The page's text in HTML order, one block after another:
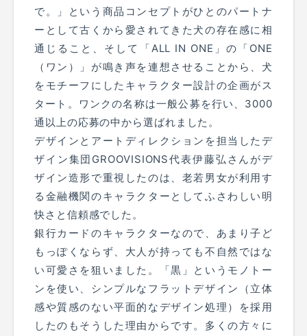
で。」という商品コンセプトがひとのパートナ
ーとして古くから愛されてきた犬の存在感に相
通じること、そして「ALL IN ONE」の「ONE
（ワン）」が鳴き声を連想させることから、犬
をモチーフにしたキャラクター設計の企画がス
タート。ワンクの名称は一般公募を行い、3000
通以上の応募の中から選ばれました。
デザインとアートディレクションを担当したデ
ザイン集団GROOVISIONS代表伊藤弘さんがデ
ザイン造形で重視したのは、老若男女が利用す
る金融機関のキャラクターとしてふさわしい明
快さと信頼感でした。
銀行カードのキャラクターなので、あまり子ど
もっぽくならず、大人が持っても不自然ではな
い可愛さを狙いました。「黒」というモノトー
ンを使い、シンプルなフラットデザイン（立体
感や質感のない平面的なデザイン処理）を採用
したのもそうした理由からです。多くの方々に